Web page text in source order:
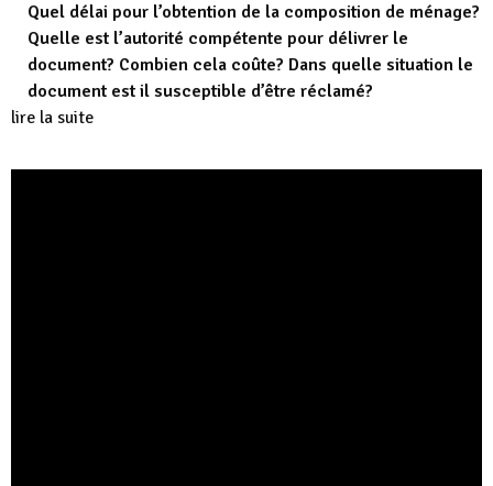
Quel délai pour l’obtention de la composition de ménage?
Quelle est l’autorité compétente pour délivrer le
document? Combien cela coûte? Dans quelle situation le
document est il susceptible d’être réclamé?
lire la suite